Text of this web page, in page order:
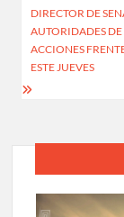
DIRECTOR DE
AUTORIDADES
ACCIONES
ESTE JUEVES